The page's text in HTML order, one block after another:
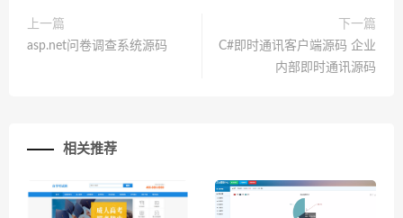
上一篇
asp.net问卷调查系统源码
下一篇
C#即时通讯客户端源码 企业
内部即时通讯源码
相关推荐